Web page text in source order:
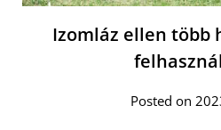
Izomláz ellen több
Posted on